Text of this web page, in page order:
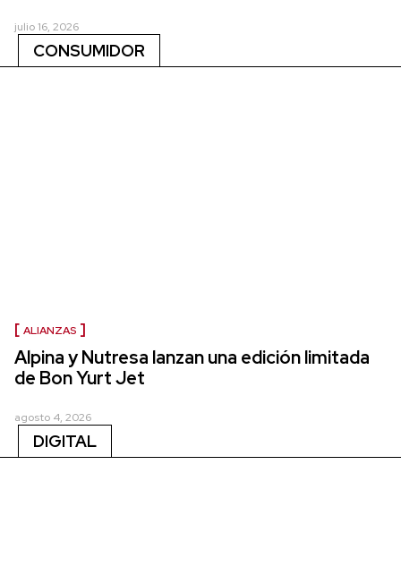
julio 16, 2026
CONSUMIDOR
ALIANZAS
Alpina y Nutresa lanzan una edición limitada
de Bon Yurt Jet
agosto 4, 2026
DIGITAL